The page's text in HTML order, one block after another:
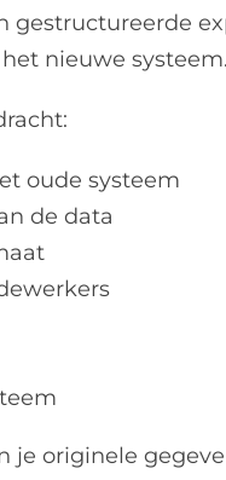
gestructureerde
nieuwe
oude systeem
de data
je originele